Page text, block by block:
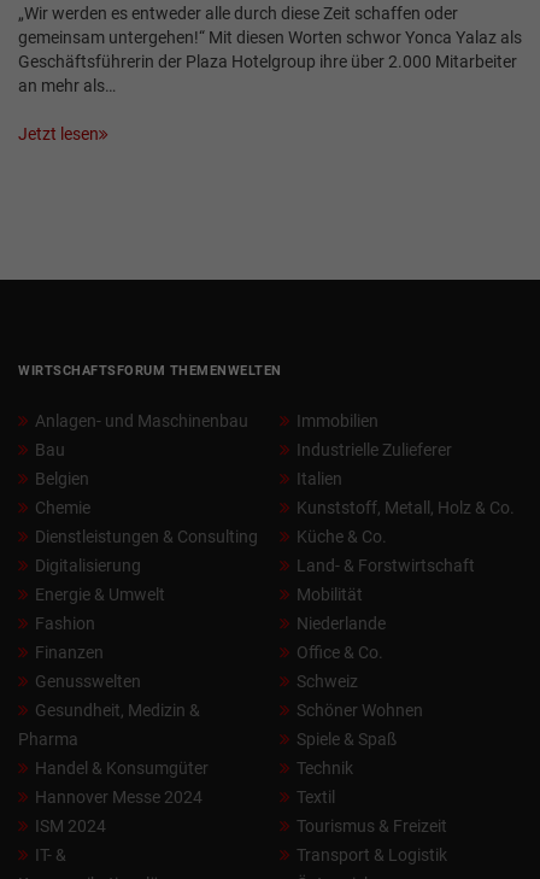
„Wir werden es entweder alle durch diese Zeit schaffen oder
gemeinsam untergehen!“ Mit diesen Worten schwor Yonca Yalaz als
Geschäftsführerin der Plaza Hotelgroup ihre über 2.000 Mitarbeiter
an mehr als…
Jetzt lesen
WIRTSCHAFTSFORUM THEMENWELTEN
Anlagen- und Maschinenbau
Bau
Belgien
Chemie
Dienstleistungen & Consulting
Digitalisierung
Energie & Umwelt
Fashion
Finanzen
Genusswelten
Gesundheit, Medizin &
Pharma
Handel & Konsumgüter
Hannover Messe 2024
ISM 2024
IT- &
Immobilien
Industrielle Zulieferer
Italien
Kunststoff, Metall, Holz & Co.
Küche & Co.
Land- & Forstwirtschaft
Mobilität
Niederlande
Office & Co.
Schweiz
Schöner Wohnen
Spiele & Spaß
Technik
Textil
Tourismus & Freizeit
Transport & Logistik